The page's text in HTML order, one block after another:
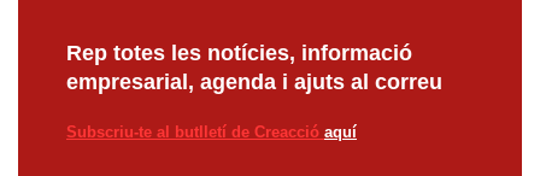
Rep totes les notícies, informació
empresarial, agenda i ajuts al correu
Subscriu-te al butlletí de Creacció aquí